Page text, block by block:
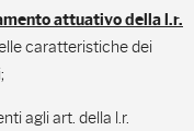
attuativo della l.r.
caratteristiche dei
agli art. della l.r.